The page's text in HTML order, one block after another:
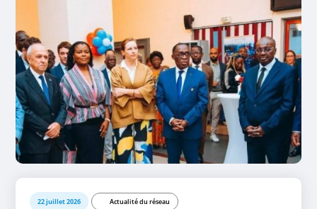
22 juillet 2026 Actualité du réseau